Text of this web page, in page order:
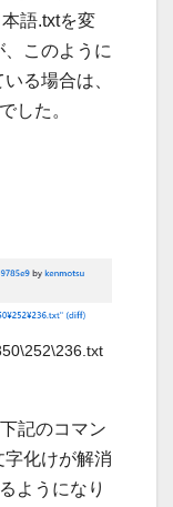
語.txtを変
このように
る場合は、
した。
記のコマン
字化けが解消
ようになり